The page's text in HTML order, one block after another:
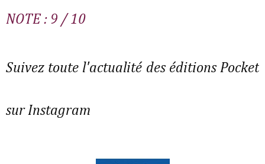
NOTE : 9 / 10
Suivez toute l'actualité des éditions Pocket
sur Instagram